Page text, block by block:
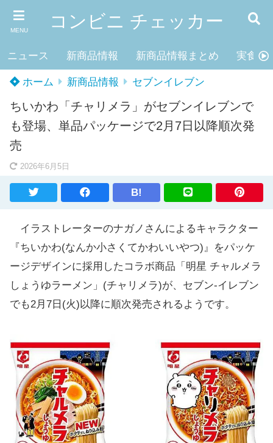
MENU コンビニ チェッカー
ニュース 新商品情報 新商品情報まとめ 実食レ
ホーム 新商品情報 セブンイレブン
ちいかわ「チャリメラ」がセブンイレブンで
も登場、単品パッケージで2月7日以降順次発
売
2026年6月5日
B!
イラストレーターのナガノさんによるキャラクター
『ちいかわ(なんか小さくてかわいいやつ)』をパッケ
ージデザインに採用したコラボ商品「明星 チャルメラ
しょうゆラーメン」(チャリメラ)が、セブン-イレブン
でも2月7日(火)以降に順次発売されるようです。